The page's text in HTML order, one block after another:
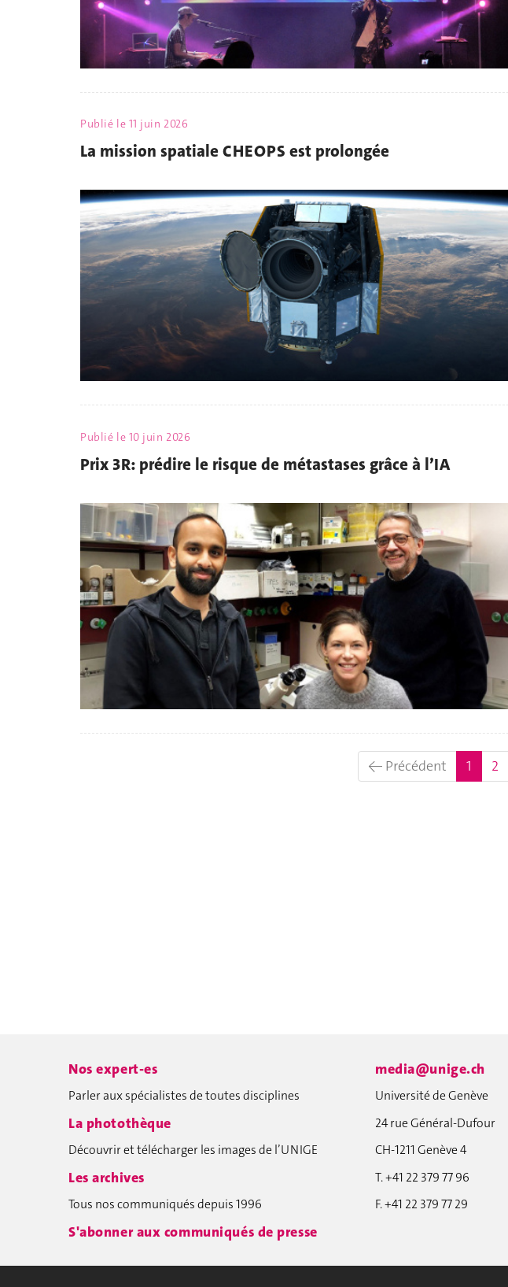
Publié le 11 juin 2026
La mission spatiale CHEOPS est prolongée
Publié le 10 juin 2026
Prix 3R: prédire le risque de métastases grâce à l’IA
← Précédent 1 (actuel)
2
Nos expert-es
Parler aux spécialistes de toutes disciplines
La photothèque
Découvrir et télécharger les images de l’UNIGE
Les archives
Tous nos communiqués depuis 1996
S'abonner aux communiqués de presse
media@unige.ch
Université de Genève
24 rue Général-Dufour
CH-1211 Genève 4
T. +41 22 379 77 96
F. +41 22 379 77 29